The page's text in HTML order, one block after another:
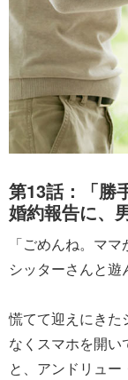
第13話：「勝
婚約報告に、
「ごめんね。マ
シッターさんと遊
慌てて迎えにきた
なくスマホを開い
と、アンドリュー